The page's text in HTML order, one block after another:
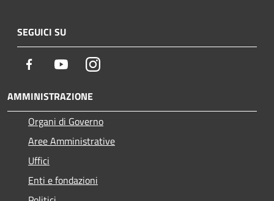
SEGUICI SU
Facebook YoutubeInstagram
AMMINISTRAZIONE
Organi di Governo
Aree Amministrative
Uffici
Enti e fondazioni